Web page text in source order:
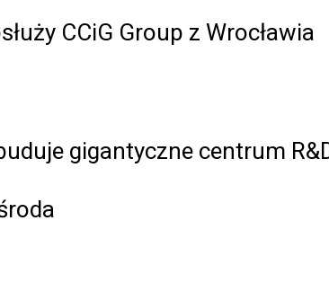
CCiG Group z Wrocławia
gigantyczne centrum